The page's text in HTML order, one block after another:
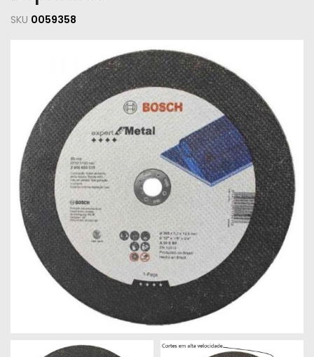
Cobertura
Iluminação
Materiais
de
Construção
Materiais
Elétricos
Materiais
Hidráulicos
Pneumáticos
SKU 0059358